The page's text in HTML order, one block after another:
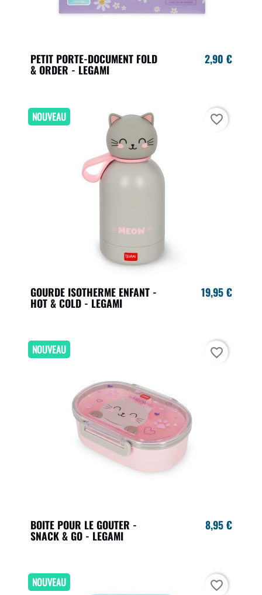
PETIT PORTE-DOCUMENT FOLD
& ORDER - LEGAMI
2,90 €
GOURDE ISOTHERME ENFANT -
HOT & COLD - LEGAMI
19,95 €
NOUVEAU favorite_border
BOITE POUR LE GOUTER -
SNACK & GO - LEGAMI
8,95 €
NOUVEAU favorite_border
NOUVEAU favorite_border